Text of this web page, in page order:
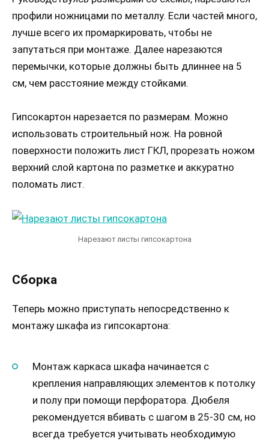
профили ножницами по металлу. Если частей много,
лучше всего их промаркировать, чтобы не
запутаться при монтаже. Далее нарезаются
перемычки, которые должны быть длиннее на 5
см, чем расстояние между стойками.
Гипсокартон нарезается по размерам. Можно
использовать строительный нож. На ровной
поверхности положить лист ГКЛ, прорезать ножом
верхний слой картона по разметке и аккуратно
поломать лист.
Нарезают листы гипсокартона
Сборка
Теперь можно приступать непосредственно к
монтажу шкафа из гипсокартона:
Монтаж каркаса шкафа начинается с
крепления направляющих элементов к потолку
и полу при помощи перфоратора. Дюбеля
рекомендуется вбивать с шагом в 25-30 см, но
всегда требуется учитывать необходимую